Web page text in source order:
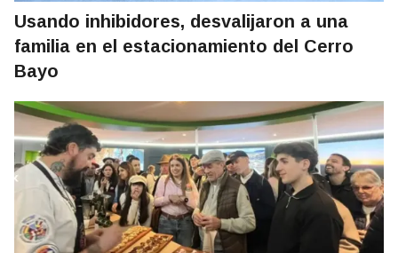
Usando inhibidores, desvalijaron a una
familia en el estacionamiento del Cerro
Bayo